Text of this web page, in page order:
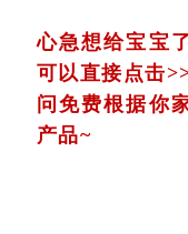
心急想给宝宝
可以直接点击
问免费根据你
产品~